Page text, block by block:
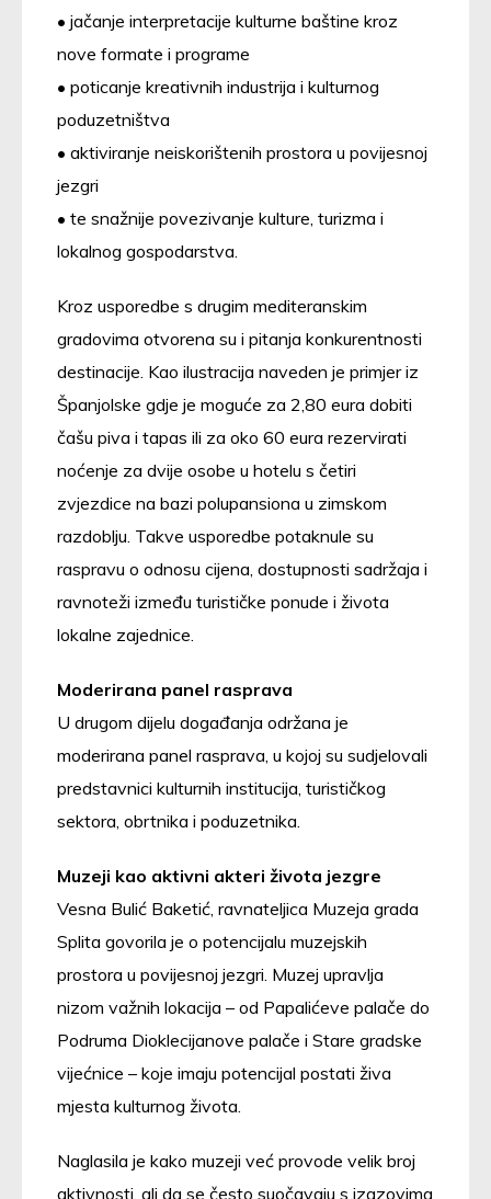
• jačanje interpretacije kulturne baštine kroz
nove formate i programe
• poticanje kreativnih industrija i kulturnog
poduzetništva
• aktiviranje neiskorištenih prostora u povijesnoj
jezgri
• te snažnije povezivanje kulture, turizma i
lokalnog gospodarstva.
Kroz usporedbe s drugim mediteranskim
gradovima otvorena su i pitanja konkurentnosti
destinacije. Kao ilustracija naveden je primjer iz
Španjolske gdje je moguće za 2,80 eura dobiti
čašu piva i tapas ili za oko 60 eura rezervirati
noćenje za dvije osobe u hotelu s četiri
zvjezdice na bazi polupansiona u zimskom
razdoblju. Takve usporedbe potaknule su
raspravu o odnosu cijena, dostupnosti sadržaja i
ravnoteži između turističke ponude i života
lokalne zajednice.
Moderirana panel rasprava
U drugom dijelu događanja održana je
moderirana panel rasprava, u kojoj su sudjelovali
predstavnici kulturnih institucija, turističkog
sektora, obrtnika i poduzetnika.
Muzeji kao aktivni akteri života jezgre
Vesna Bulić Baketić, ravnateljica Muzeja grada
Splita govorila je o potencijalu muzejskih
prostora u povijesnoj jezgri. Muzej upravlja
nizom važnih lokacija – od Papalićeve palače do
Podruma Dioklecijanove palače i Stare gradske
vijećnice – koje imaju potencijal postati živa
mjesta kulturnog života.
Naglasila je kako muzeji već provode velik broj
aktivnosti, ali da se često suočavaju s izazovima